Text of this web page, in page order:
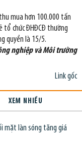
mua hơn 100.000 tấn
tổ chức ĐHĐCĐ thường
quyền là 15/5.
nghiệp và Môi trường
Link gốc
XEM NHIỀU
mặt làn sóng tăng giá